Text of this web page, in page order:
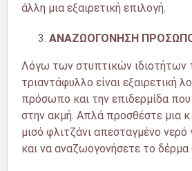
άλλη μια εξαιρετική επιλογή.
ΑΝΑΖΩΟΓΟΝΗΣΗ
Λόγω των στυπτικών ιδιοτήτων
τριαντάφυλλο είναι εξαιρετική
πρόσωπο και την επιδερμίδα που
στην ακμή. Απλά προσθέστε μια
μισό φλιτζάνι απεσταγμένο νερό
και να αναζωογονήσετε το δέρμα